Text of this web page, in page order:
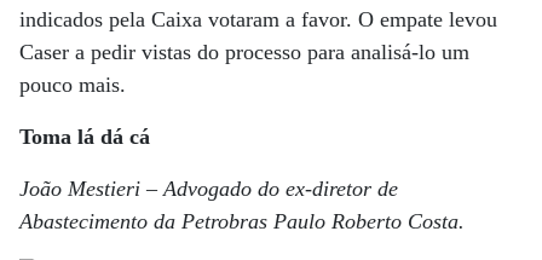
indicados pela Caixa votaram a favor. O empate levou
Caser a pedir vistas do processo para analisá-lo um
pouco mais.
Toma lá dá cá
João Mestieri – Advogado do ex-diretor de
Abastecimento da Petrobras Paulo Roberto Costa.